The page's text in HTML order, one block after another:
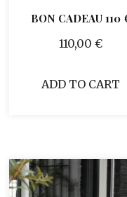
BON CADEAU 110
110,00 €
ADD TO CART